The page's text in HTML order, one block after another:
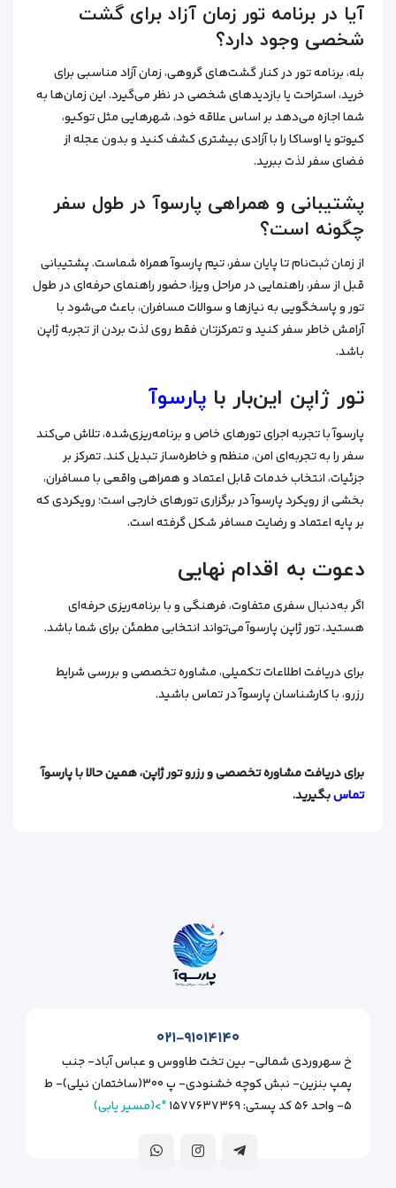
آیا در برنامه تور زمان آزاد برای گشت
شخصی وجود دارد؟
بله، برنامه تور در کنار گشت‌های گروهی، زمان آزاد مناسبی برای
خرید، استراحت یا بازدیدهای شخصی در نظر می‌گیرد. این زمان‌ها به
شما اجازه می‌دهد بر اساس علاقه خود، شهرهایی مثل توکیو،
کیوتو یا اوساکا را با آزادی بیشتری کشف کنید و بدون عجله از
فضای سفر لذت ببرید.
پشتیبانی و همراهی پارسوآ در طول سفر
چگونه است؟
از زمان ثبت‌نام تا پایان سفر، تیم پارسوآ همراه شماست. پشتیبانی
قبل از سفر، راهنمایی در مراحل ویزا، حضور راهنمای حرفه‌ای در طول
تور و پاسخگویی به نیازها و سوالات مسافران، باعث می‌شود با
آرامش خاطر سفر کنید و تمرکزتان فقط روی لذت بردن از تجربه ژاپن
باشد.
تور ژاپن این‌بار با پارسوآ
پارسوآ با تجربه اجرای تورهای خاص و برنامه‌ریزی‌شده، تلاش می‌کند
سفر را به تجربه‌ای امن، منظم و خاطره‌ساز تبدیل کند. تمرکز بر
جزئیات، انتخاب خدمات قابل اعتماد و همراهی واقعی با مسافران،
بخشی از رویکرد پارسوآ در برگزاری تورهای خارجی است؛ رویکردی که
بر پایه اعتماد و رضایت مسافر شکل گرفته است.
دعوت به اقدام نهایی
اگر به‌دنبال سفری متفاوت، فرهنگی و با برنامه‌ریزی حرفه‌ای
هستید، تور ژاپن پارسوآ می‌تواند انتخابی مطمئن برای شما باشد.
برای دریافت اطلاعات تکمیلی، مشاوره تخصصی و بررسی شرایط
رزرو، با کارشناسان پارسوآ در تماس باشید.
برای دریافت مشاوره تخصصی و رزرو تور ژاپن، همین حالا با پارسوآ
تماسبگیرید.
۰۲۱-۹۱۰۱۴۱۴۰
خ سهروردی شمالی- بین تخت طاووس و عباس آباد- جنب
پمپ بنزین- نبش کوچه خشنودی- پ ۳۰۰(ساختمان نیلی)- ط
۵- واحد ۵۶ کد پستی: ۱۵۷۷۶۳۷۳۶۹
">(مسیر یابی)